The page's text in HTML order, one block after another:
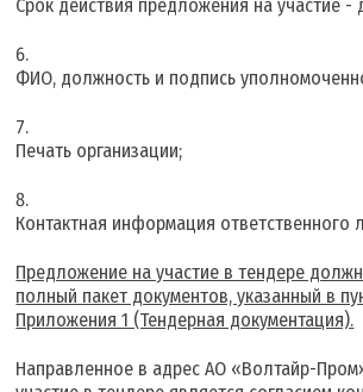
Срок действия предложения на участие -
ФИО, должность и подпись
Печать организации;
Контактная информация ответственного
Предложение на участие в тендере
полный пакет документов, указанный в
Приложения 1 (Тендерная документация).
Направленное в адрес АО «Волтайр-